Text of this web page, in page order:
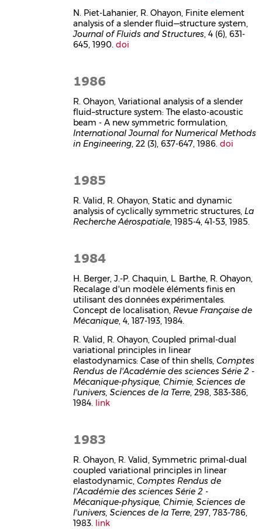
N. Piet-Lahanier, R. Ohayon, Finite element
analysis of a slender fluid—structure system,
Journal of Fluids and Structures, 4 (6), 631-
645, 1990.doi
1986
R. Ohayon, Variational analysis of a slender
fluid–structure system: The elasto-acoustic
beam - A new symmetric formulation,
International Journal for Numerical Methods
in Engineering, 22 (3), 637-647, 1986.doi
1985
R. Valid, R. Ohayon, Static and dynamic
analysis of cyclically symmetric structures,La
Recherche Aérospatiale, 1985-4, 41-53, 1985.
1984
H. Berger, J.-P. Chaquin, L. Barthe, R. Ohayon,
Recalage d'un modèle éléments finis en
utilisant des données expérimentales.
Concept de localisation,Revue Française de
Mécanique, 4, 187-193, 1984.
R. Valid, R. Ohayon, Coupled primal-dual
variational principles in linear
elastodynamics: Case of thin shells,Comptes
Rendus de l'Académie des sciences Série 2 -
Mécanique-physique, Chimie, Sciences de
l'univers, Sciences de la Terre, 298, 383-386,
1984. link
1983
R. Ohayon, R. Valid, Symmetric primal-dual
coupled variational principles in linear
elastodynamic,Comptes Rendus de
l'Académie des sciences Série 2 -
Mécanique-physique, Chimie, Sciences de
l'univers, Sciences de la Terre, 297, 783-786,
1983. link